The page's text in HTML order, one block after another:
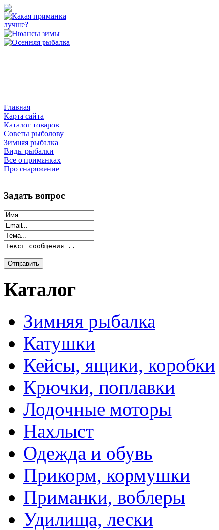
Главная
Карта сайта
Каталог товаров
Советы рыболову
Зимняя рыбалка
Виды рыбалки
Все о приманках
Про снаряжение
Задать вопрос
Каталог
Зимняя рыбалка
Катушки
Кейсы, ящики, коробки
Крючки, поплавки
Лодочные моторы
Нахлыст
Одежда и обувь
Прикорм, кормушки
Приманки, воблеры
Удилища, лески